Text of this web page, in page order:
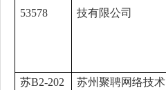
53578
技有限公司
苏B2-202
苏州聚聘网络技术